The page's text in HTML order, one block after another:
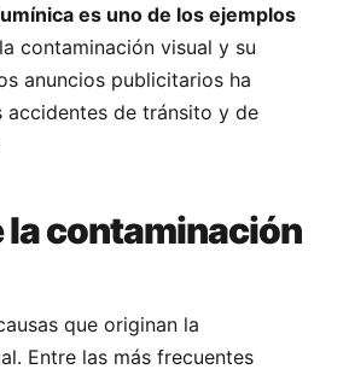
es uno de los ejemplos
contaminación visual y su
anuncios publicitarios ha
de tránsito y de
la contaminación
que originan la
Entre las más frecuentes